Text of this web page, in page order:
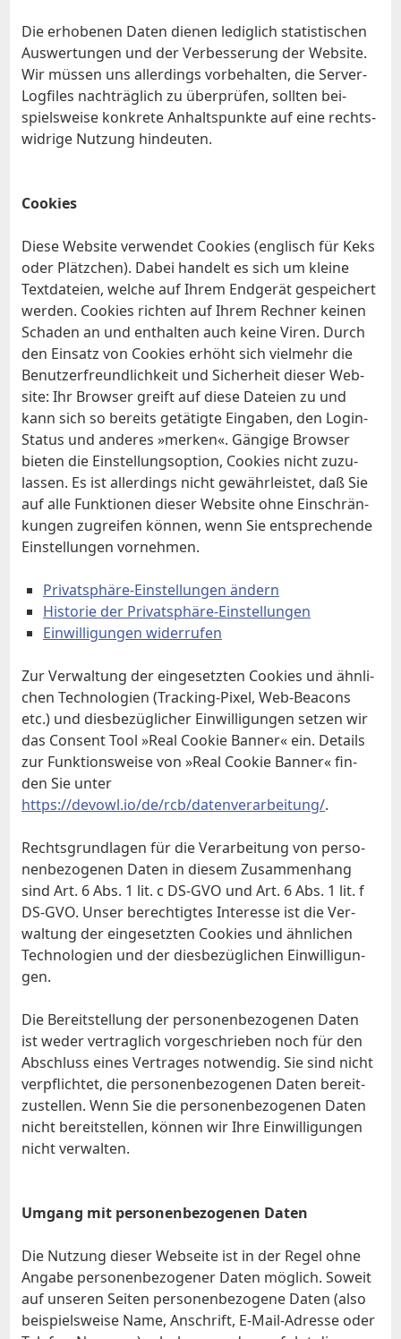
Die er­ho­be­nen Da­ten die­nen le­dig­lich sta­tis­ti­schen
Aus­wer­tun­gen und der Ver­bes­se­rung der Web­site.
Wir müs­sen uns al­ler­dings vor­be­hal­ten, die Ser­ver-
Log­files nach­träg­lich zu über­prü­fen, soll­ten bei­
spiels­wei­se kon­kre­te An­halts­punk­te auf ei­ne rechts­
wid­ri­ge Nut­zung hin­deu­ten.
Coo­kies
Die­se Web­site ver­wen­det Coo­kies (eng­lisch für Keks
oder Plätz­chen). Da­bei han­delt es sich um klei­ne
Text­da­tei­en, wel­che auf Ih­rem End­ge­rät ge­spei­chert
wer­den. Coo­kies rich­ten auf Ih­rem Rech­ner kei­nen
Scha­den an und ent­hal­ten auch kei­ne Vi­ren. Durch
den Ein­satz von Coo­kies er­höht sich viel­mehr die
Be­nut­zer­freund­lich­keit und Si­cher­heit die­ser Web­
site: Ihr Brow­ser greift auf die­se Da­tei­en zu und
kann sich so be­reits ge­tä­tig­te Ein­ga­ben, den Log­in-
Sta­tus und an­de­res »mer­ken«. Gän­gi­ge Brow­ser
bie­ten die Ein­stel­lungs­op­ti­on, Coo­kies nicht zu­zu­
las­sen. Es ist al­ler­dings nicht ge­währ­leis­tet, daß Sie
auf al­le Funk­tio­nen die­ser Web­site oh­ne Ein­schrän­
kun­gen zu­grei­fen kön­nen, wenn Sie ent­spre­chen­de
Ein­stel­lun­gen vor­neh­men.
Pri­vat­sphä­re-Ein­stel­lun­gen än­dern
His­to­rie der Pri­vat­sphä­re-Ein­stel­lun­gen
Ein­wil­li­gun­gen wi­der­ru­fen
Zur Ver­wal­tung der ein­ge­setz­ten Coo­kies und ähn­li­
chen Tech­no­lo­gien (Track­ing-Pi­xel, Web-Be­a­cons
etc.) und dies­be­züg­li­cher Ein­wil­li­gun­gen set­zen wir
das Con­sent Tool »Re­al Coo­kie Ban­ner« ein. De­tails
zur Funk­ti­ons­wei­se von »Re­al Coo­kie Ban­ner« fin­
den Sie un­ter
https://devowl.io/de/rcb/datenverarbeitung/.
Rechts­grund­la­gen für die Ver­ar­bei­tung von per­so­
nen­be­zo­ge­nen Da­ten in die­sem Zu­sam­men­hang
sind Art. 6 Abs. 1 lit. c DS-GVO und Art. 6 Abs. 1 lit. f
DS-GVO. Un­ser be­rech­tig­tes In­ter­es­se ist die Ver­
wal­tung der ein­ge­setz­ten Coo­kies und ähn­li­chen
Tech­no­lo­gien und der dies­be­züg­li­chen Ein­wil­li­gun­
gen.
Die Be­reit­stel­lung der per­so­nen­be­zo­ge­nen Da­ten
ist we­der ver­trag­lich vor­ge­schrie­ben noch für den
Ab­schluss ei­nes Ver­tra­ges not­wen­dig. Sie sind nicht
ver­pflich­tet, die per­so­nen­be­zo­ge­nen Da­ten be­reit­
zu­stel­len. Wenn Sie die per­so­nen­be­zo­ge­nen Da­ten
nicht be­reit­stel­len, kön­nen wir Ih­re Ein­wil­li­gun­gen
nicht ver­wal­ten.
Um­gang mit per­so­nen­be­zo­ge­nen Da­ten
Die Nut­zung die­ser Web­sei­te ist in der Re­gel oh­ne
An­ga­be per­so­nen­be­zo­ge­ner Da­ten mög­lich. So­weit
auf un­se­ren Sei­ten per­so­nen­be­zo­ge­ne Da­ten (al­so
bei­spiels­wei­se Na­me, An­schrift, E‑­Mail-Adres­se oder